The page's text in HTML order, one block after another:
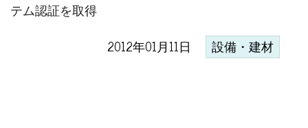
テム認証を取得
2012年01月11日 設備・建材